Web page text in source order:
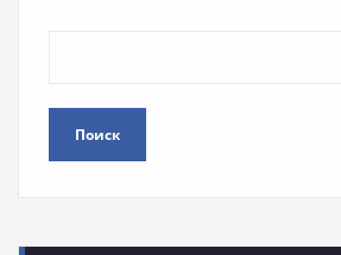
Поиск